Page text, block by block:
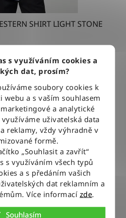
s využíváním cookies a
dat, prosím?
soubory cookies k
a s vaším souhlasem
a analytické
uživatelská data
reklamy, vždy výhradně v
formě.
„Souhlasit a zavřít“
s využíváním všech typů
a s předáním vašich
dat reklamním a
Více informací zde.
Souhlasím
SHIRT LIGHT STONE
279 Kč
DETAIL